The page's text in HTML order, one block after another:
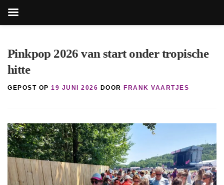
inhoud
Pinkpop 2026 van start onder tropische
hitte
GEPOST OP 19 JUNI 2026 DOOR FRANK VAARTJES